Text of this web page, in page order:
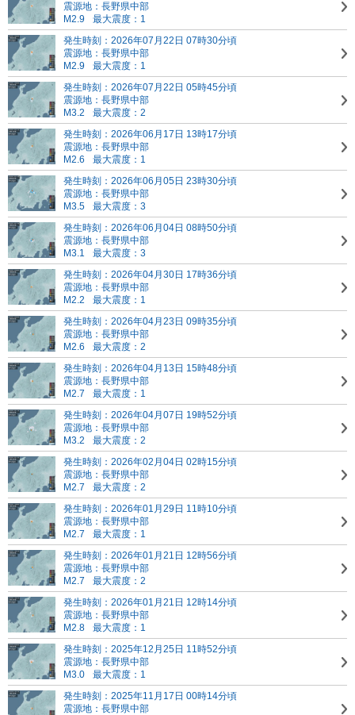
震源地：長野県中部
M2.9
最大震度：1
発生時刻：2026年07月22日 07時30分頃
震源地：長野県中部
M2.9
最大震度：1
発生時刻：2026年07月22日 05時45分頃
震源地：長野県中部
M3.2
最大震度：2
発生時刻：2026年06月17日 13時17分頃
震源地：長野県中部
M2.6
最大震度：1
発生時刻：2026年06月05日 23時30分頃
震源地：長野県中部
M3.5
最大震度：3
発生時刻：2026年06月04日 08時50分頃
震源地：長野県中部
M3.1
最大震度：3
発生時刻：2026年04月30日 17時36分頃
震源地：長野県中部
M2.2
最大震度：1
発生時刻：2026年04月23日 09時35分頃
震源地：長野県中部
M2.6
最大震度：2
発生時刻：2026年04月13日 15時48分頃
震源地：長野県中部
M2.7
最大震度：1
発生時刻：2026年04月07日 19時52分頃
震源地：長野県中部
M3.2
最大震度：2
発生時刻：2026年02月04日 02時15分頃
震源地：長野県中部
M2.7
最大震度：2
発生時刻：2026年01月29日 11時10分頃
震源地：長野県中部
M2.7
最大震度：1
発生時刻：2026年01月21日 12時56分頃
震源地：長野県中部
M2.7
最大震度：2
発生時刻：2026年01月21日 12時14分頃
震源地：長野県中部
M2.8
最大震度：1
発生時刻：2025年12月25日 11時52分頃
震源地：長野県中部
M3.0
最大震度：1
発生時刻：2025年11月17日 00時14分頃
震源地：長野県中部